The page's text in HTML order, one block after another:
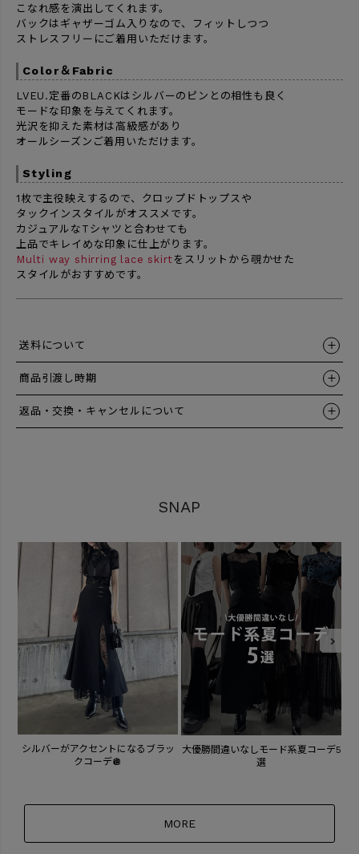
こなれ感を演出してくれます。
バックはギャザーゴム入りなので、フィットしつつ
ストレスフリーにご着用いただけます。
Color＆Fabric
LVEU.定番のBLACKはシルバーのピンとの相性も良く
モードな印象を与えてくれます。
光沢を抑えた素材は高級感があり
オールシーズンご着用いただけます。
Styling
1枚で主役映えするので、クロップドトップスや
タックインスタイルがオススメです。
カジュアルなTシャツと合わせても
上品でキレイめな印象に仕上がります。
Multi way shirring lace skirt をスリットから覗かせた
スタイルがおすすめです。
送料について
商品引渡し時期
返品・交換・キャンセルについて
SNAP
シルバーがアクセントになるブラッ
クコーデ🪩
大優勝間違いなしモード系夏コーデ5
選
MORE